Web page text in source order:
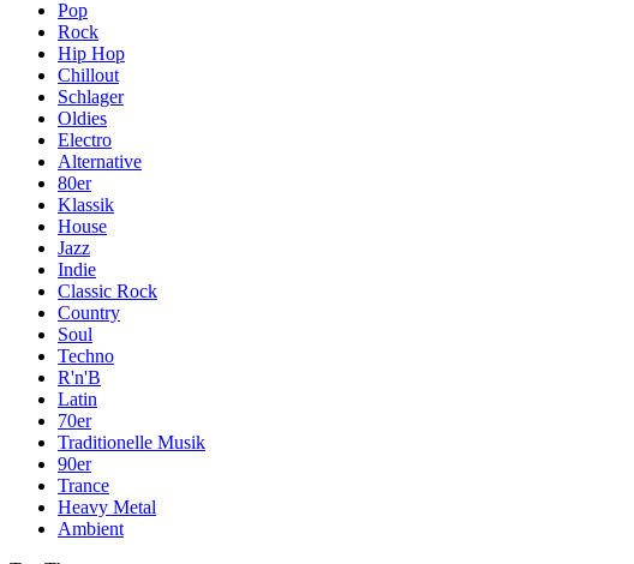
Pop
Rock
Hip Hop
Chillout
Schlager
Oldies
Electro
Alternative
80er
Klassik
House
Jazz
Indie
Classic Rock
Country
Soul
Techno
R'n'B
Latin
70er
Traditionelle Musik
90er
Trance
Heavy Metal
Ambient